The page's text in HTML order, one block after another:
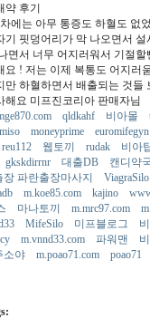
약 후기
에는 아무 통증도 하혈도 없
기 핏덩어리가 막 나오면서
면서 너무 어지러워서 기절
요 ! 저는 이제 복통도 어지러
만 하혈하면서 배출되는 것들
해요 미프진코리아 판매자님
qldkahf 비아몰
moneyprime euromifegyn
reu112 웹토끼 rudak 비아
gkskdirrnr 대출DB 캔디약
장 파란출장마사지
ViagraSilo
m.koe85.com kajino
마나토끼 m.mrc97.com
MifeSilo 미프블로그
m.vnnd33.com 파워맨
소야
m.poao71.com poao71